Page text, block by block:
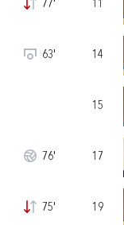
77'
63'
76'
75'
11
14
15
17
19